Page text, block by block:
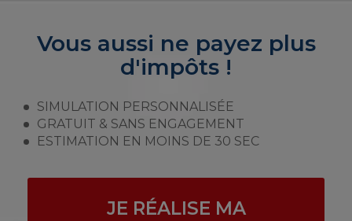
Vous aussi ne payez plus
d'impôts !
SIMULATION PERSONNALISÉE
GRATUIT & SANS ENGAGEMENT
ESTIMATION EN MOINS DE 30 SEC
JE RÉALISE MA